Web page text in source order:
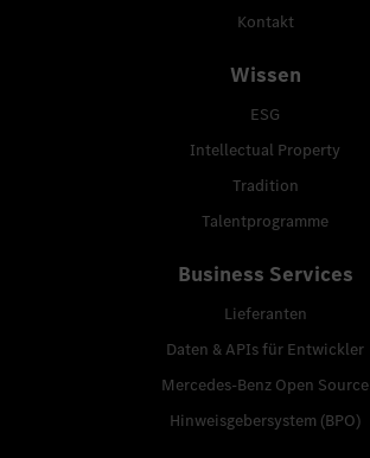
Kontakt
Wissen
ESG
Intellectual Property
Tradition
Talentprogramme
Business Services
Lieferanten
Daten & APIs für Entwickler
Mercedes-Benz Open Source
Hinweisgebersystem (BPO)